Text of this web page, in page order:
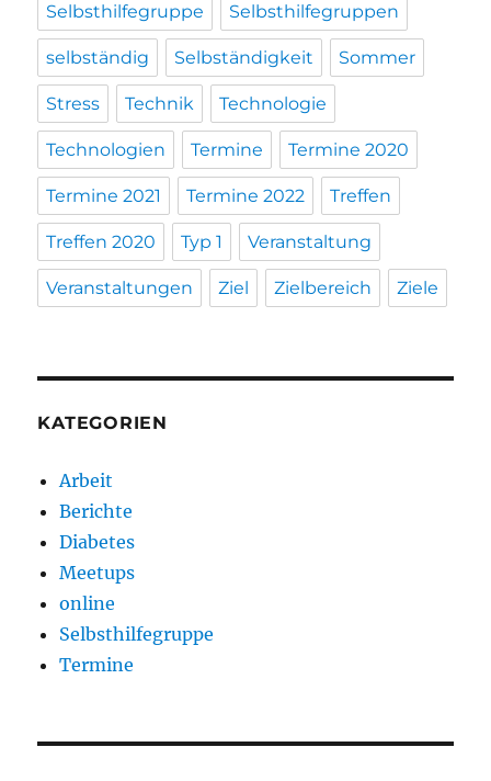
Selbsthilfegruppe Selbsthilfegruppen
selbständig Selbständigkeit Sommer
Stress Technik Technologie
Technologien Termine Termine 2020
Termine 2021 Termine 2022 Treffen
Treffen 2020 Typ 1 Veranstaltung
Veranstaltungen Ziel Zielbereich Ziele
KATEGORIEN
Arbeit
Berichte
Diabetes
Meetups
online
Selbsthilfegruppe
Termine